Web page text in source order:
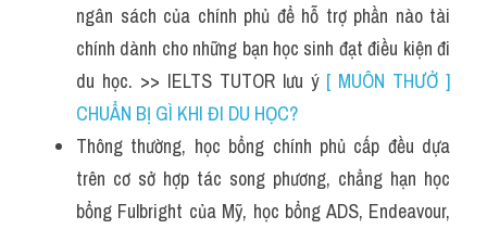
ngân sách của chính phủ để hỗ trợ phần nào tài
chính dành cho những bạn học sinh đạt điều kiện đi
du học. >> IELTS TUTOR lưu ý [ MUÔN THƯỞ ]
CHUẨN BỊ GÌ KHI ĐI DU HỌC?
Thông thường, học bổng chính phủ cấp đều dựa
trên cơ sở hợp tác song phương, chẳng hạn học
bổng Fulbright của Mỹ, học bổng ADS, Endeavour,